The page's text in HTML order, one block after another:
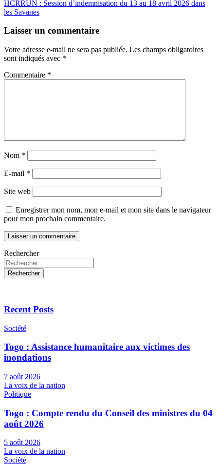
l’article
HCRRUN : Session d’indemnisation du 13 au 18 avril 2026 dans
les Savanes
Laisser un commentaire
Votre adresse e-mail ne sera pas publiée. Les champs obligatoires
sont indiqués avec *
Commentaire *
Nom *
E-mail *
Site web
Enregistrer mon nom, mon e-mail et mon site dans le navigateur
pour mon prochain commentaire.
Rechercher
Rechercher
Recent Posts
Société
Togo : Assistance humanitaire aux victimes des
inondations
7 août 2026
La voix de la nation
Politique
Togo : Compte rendu du Conseil des ministres du 04
août 2026
5 août 2026
La voix de la nation
Société